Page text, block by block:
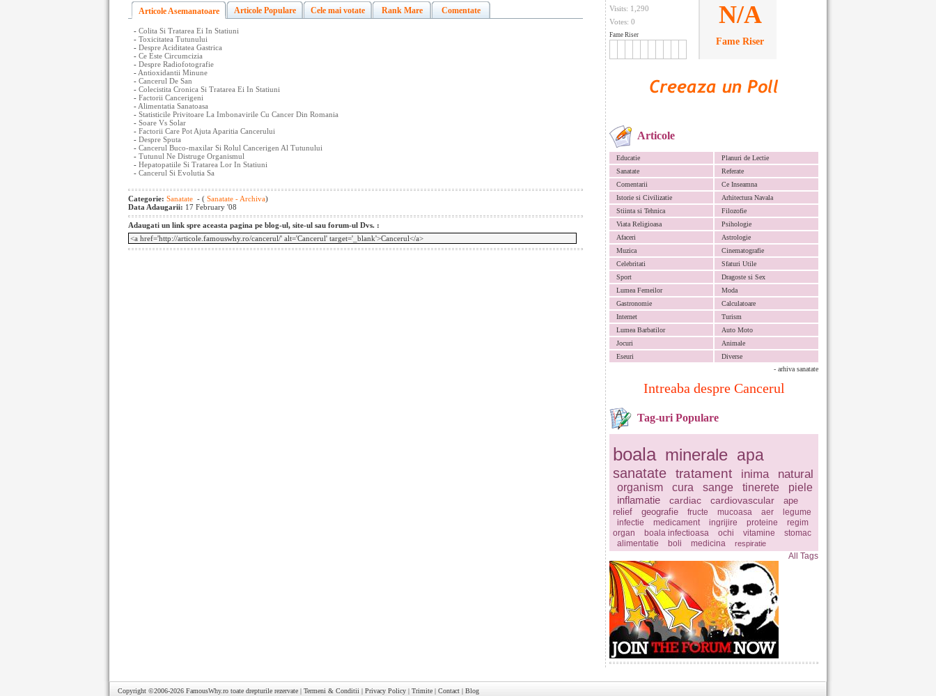
Visits: 1,290
Votes: 0
Fame Riser
N/A
Fame Riser
Articole
Educatie
Planuri de Lectie
Sanatate
Referate
Comentarii
Ce Inseamna
Istorie si Civilizatie
Arhitectura Navala
Stiinta si Tehnica
Filozofie
Viata Religioasa
Psihologie
Afaceri
Astrologie
Muzica
Cinematografie
Celebritati
Sfaturi Utile
Sport
Dragoste si Sex
Lumea Femeilor
Moda
Gastronomie
Calculatoare
Internet
Turism
Lumea Barbatilor
Auto Moto
Jocuri
Animale
Eseuri
Diverse
- arhiva sanatate
Intreaba despre Cancerul
Tag-uri Populare
boala minerale apa
sanatate tratament inima natural
organism cura sange tinerete
piele
inflamatie
cardiac cardiovascular
ape
relief
geografie fructe mucoasa aer
legume
infectie
medicament ingrijire proteine
regim
organ
boala infectioasa ochi vitamine
stomac
alimentatie
boli medicina respiratie
All Tags
Articole Asemanatoare Articole Populare Cele mai votate Rank Mare Comentate
- Colita Si Tratarea Ei In Statiuni
- Toxicitatea Tutunului
- Despre Aciditatea Gastrica
- Ce Este Circumcizia
- Despre Radiofotografie
- Antioxidantii Minune
- Cancerul De San
- Colecistita Cronica Si Tratarea Ei In Statiuni
- Factorii Cancerigeni
- Alimentatia Sanatoasa
- Statisticile Privitoare La Imbonavirile Cu Cancer Din Romania
- Soare Vs Solar
- Factorii Care Pot Ajuta Aparitia Cancerului
- Despre Sputa
- Cancerul Buco-maxilar Si Rolul Cancerigen Al Tutunului
- Tutunul Ne Distruge Organismul
- Hepatopatiile Si Tratarea Lor In Statiuni
- Cancerul Si Evolutia Sa
Categorie: Sanatate - ( Sanatate - Archiva)
Data Adaugarii: 17 February '08
Adaugati un link spre aceasta pagina pe blog-ul, site-ul sau forum-ul Dvs. :
Copyright ©2006-2026 FamousWhy.ro toate drepturile rezervate | Termeni & Conditii | Privacy Policy | Trimite | Contact | Blog